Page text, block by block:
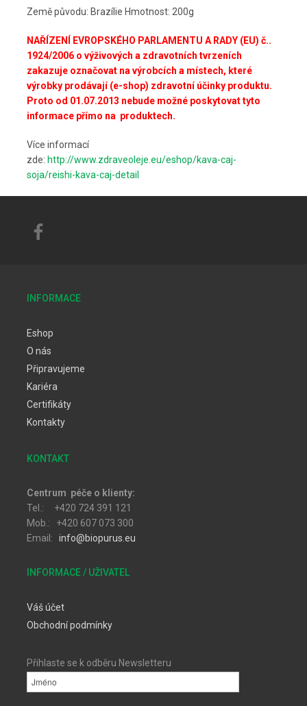
Země původu: Brazílie Hmotnost: 200g
NAŘÍZENÍ EVROPSKÉHO PARLAMENTU A RADY (EU) č..
1924/2006 o výživových a zdravotních tvrzeních
zakazuje označovat na výrobcích a místech, které
výrobky prodávají (e-shop) zdravotní účinky produktu.
Proto od 01.07.2013 nebude možné poskytovat tyto
informace přímo na produktech.
Více informací
zde: http://www.zdraveoleje.eu/eshop/kava-caj-
soja/reishi-kava-caj-detail
INFORMACE
Eshop
O nás
Připravujeme
Kariéra
Certifikáty
Kontakty
KONTAKT
Centrum péče o klienty:
Tel.: +420 724 391 121
Mob.: +420 607 073 300
Email: info@biopurus.eu
INFORMACE / UŽIVATEL
Váš účet
Obchodní podmínky
Přihlaste se k odběru Newsletteru